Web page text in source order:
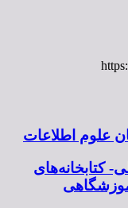
علوم اطلاعات
کتابخانه‌های